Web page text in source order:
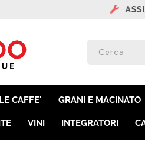
CAFFE' GRANI E MACINATO
VINI INTEGRATORI